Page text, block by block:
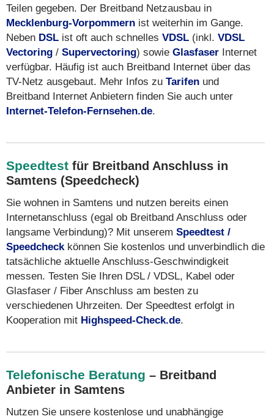
Teilen gegeben. Der Breitband Netzausbau in
Mecklenburg-Vorpommern ist weiterhin im Gange.
Neben DSL ist oft auch schnelles VDSL (inkl. VDSL
Vectoring / Supervectoring) sowie Glasfaser Internet
verfügbar. Häufig ist auch Breitband Internet über das
TV-Netz ausgebaut. Mehr Infos zu Tarifen und
Breitband Internet Anbietern finden Sie auch unter
Internet-Telefon-Fernsehen.de.
Speedtest für Breitband Anschluss in
Samtens (Speedcheck)
Sie wohnen in Samtens und nutzen bereits einen
Internetanschluss (egal ob Breitband Anschluss oder
langsame Verbindung)? Mit unserem Speedtest /
Speedcheckkönnen Sie kostenlos und unverbindlich die
tatsächliche aktuelle Anschluss-Geschwindigkeit
messen. Testen Sie Ihren DSL / VDSL, Kabel oder
Glasfaser / Fiber Anschluss am besten zu
verschiedenen Uhrzeiten. Der Speedtest erfolgt in
Kooperation mit Highspeed-Check.de.
Telefonische Beratung – Breitband
Anbieter in Samtens
Nutzen Sie unsere kostenlose und unabhängige